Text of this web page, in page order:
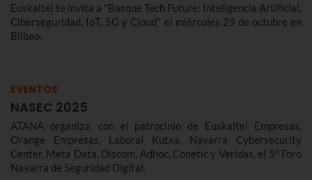
Euskaltel te invita a "Basque Tech Future: Inteligencia Artificial,
Ciberseguridad, IoT, 5G y Cloud" el miércoles 29 de octubre en
Bilbao.
EVENTOS
NASEC 2025
ATANA organiza, con el patrocinio de Euskaltel Empresas,
Orange Empresas, Laboral Kutxa, Navarra Cybersecurity
Center, Meta Data, Discom, Adhoc, Conetic y Veridas, el 5º Foro
Navarra de Seguridad Digital.